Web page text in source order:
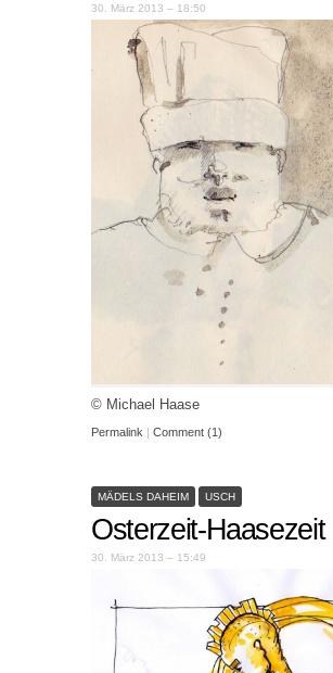
30. März 2013 – 18:50
© Michael Haase
Permalink | Comment (1)
MÄDELS DAHEIM USCH
Osterzeit-Haasezeit
30. März 2013 – 15:49